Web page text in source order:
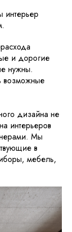
интерьер
и дорогие
нужны.
возможные
дизайна не
интерьеров
Мы
в
мебель,